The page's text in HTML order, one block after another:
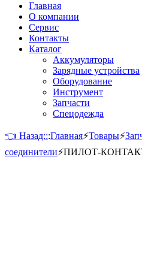
Главная
О компании
Сервис
Контакты
Каталог
Аккумуляторы
Зарядные устройства
Оборудование
Инструмент
Запчасти
Спецодежда
👈 Назад:::Главная⚡Товары⚡
соединители⚡ПИЛОТ-